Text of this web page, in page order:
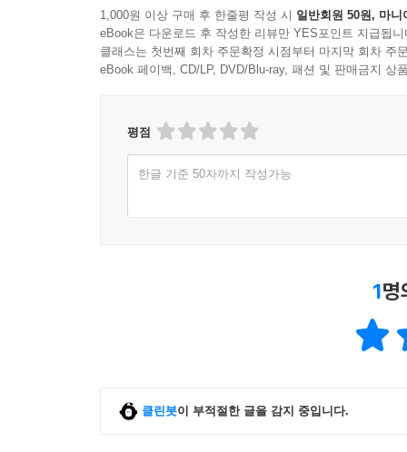
1,000원 이상 구매 후 한줄평 작성 시 일반회원 50원, 마니
eBook은 다운로드 후 작성한 리뷰만 YES포인트 지급됩니
클래스는 첫번째 회차 주문확정 시점부터 마지막 회차 주
eBook 페이백, CD/LP, DVD/Blu-ray, 패션 및 판매금지 상
평점
한글 기준 50자까지 작성가능
1명
클린봇이 부적절한 글을 감지 중입니다.